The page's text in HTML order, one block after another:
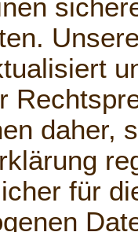
daher,
für